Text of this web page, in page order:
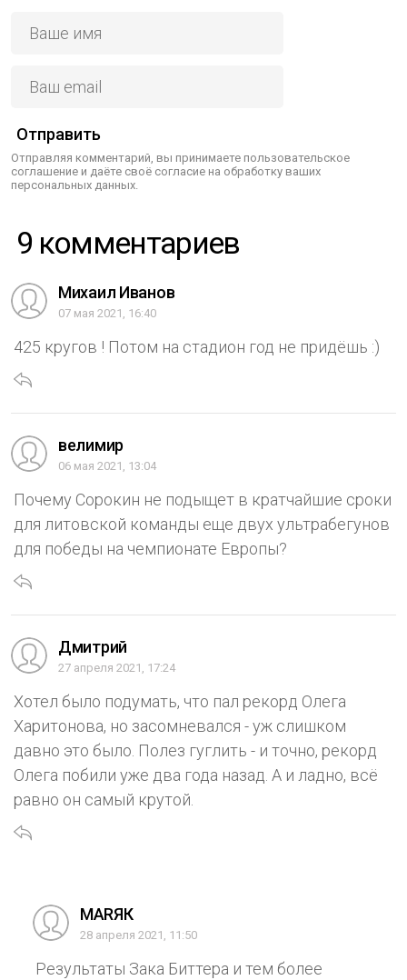
Отправить
Отправляя комментарий, вы принимаете пользовательское
соглашение и даёте своё согласие на обработку ваших
персональных данных.
9 комментариев
Михаил Иванов
07 мая 2021, 16:40
425 кругов ! Потом на стадион год не придёшь :)
велимир
06 мая 2021, 13:04
Почему Сорокин не подыщет в кратчайшие сроки
для литовской команды еще двух ультрабегунов
для победы на чемпионате Европы?
Дмитрий
27 апреля 2021, 17:24
Хотел было подумать, что пал рекорд Олега
Харитонова, но засомневался - уж слишком
давно это было. Полез гуглить - и точно, рекорд
Олега побили уже два года назад. А и ладно, всё
равно он самый крутой.
МАRЯК
28 апреля 2021, 11:50
Результаты Зака Биттера и тем более